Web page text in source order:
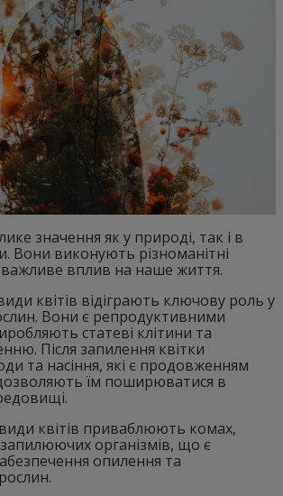
значення як у природі, так і в
Вони виконують різноманітні
важливе вплив на наше життя.
квітів відіграють ключову роль у
Вони є репродуктивними
статеві клітини та
Після запилення квітки
та насіння, які є продовженням
їм поширюватися в
види квітів приваблюють комах,
організмів, що є
опилення та